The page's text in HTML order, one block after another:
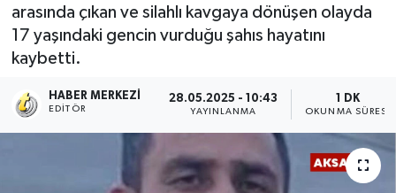
arasında çıkan ve silahlı kavgaya dönüşen olayda
17 yaşındaki gencin vurduğu şahıs hayatını
kaybetti.
HABER MERKEZI
EDITÖR
28.05.2025 - 10:43
YAYINLANMA
1 DK
OKUNMA SÜRESI